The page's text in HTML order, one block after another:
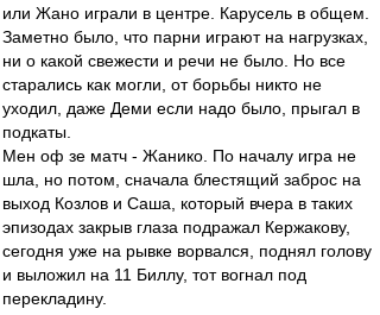
или Жано играли в центре. Карусель в общем.
Заметно было, что парни играют на нагрузках,
ни о какой свежести и речи не было. Но все
старались как могли, от борьбы никто не
уходил, даже Деми если надо было, прыгал в
подкаты.
Мен оф зе матч - Жанико. По началу игра не
шла, но потом, сначала блестящий заброс на
выход Козлов и Саша, который вчера в таких
эпизодах закрыв глаза подражал Кержакову,
сегодня уже на рывке ворвался, поднял голову
и выложил на 11 Биллу, тот вогнал под
перекладину.